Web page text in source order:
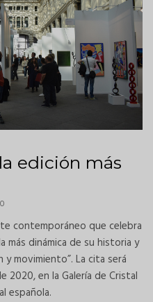
edición más
contemporáneo que celebra
más dinámica de su historia y
movimiento”. La cita será
2020, en la Galería de Cristal
española.